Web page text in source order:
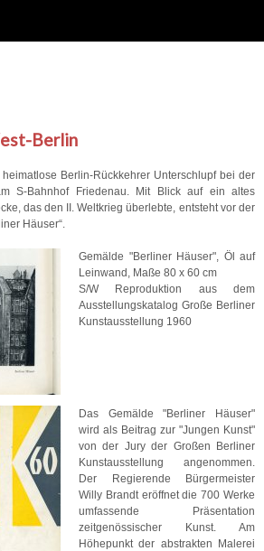
Berlin
Berlin-Rückkehrer Unterschlupf bei der
S-Bahnhof Friedenau. Mit Blick auf ein altes
das den II. Weltkrieg überlebte, entsteht vor der
Häuser“.
Gemälde "Berliner Häuser", Öl auf
Leinwand, Maße 80 x 60 cm
S/W Reproduktion aus dem
Ausstellungskatalog Große Berliner
Kunstausstellung 1960
Das Gemälde "Berliner Häuser"
wird als Beitrag zur "Jungen Kunst"
von der Jury der Großen Berliner
Kunstausstellung angenommen.
Der Regierende Bürgermeister
Willy Brandt eröffnet die 700 Werke
umfassende Präsentation
zeitgenössischer Kunst. Am
Höhepunkt der abstrakten Malerei